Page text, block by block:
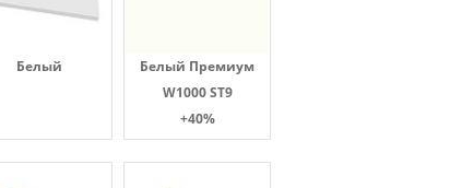
Белый
Белый Премиум
W1000 ST9
+40%